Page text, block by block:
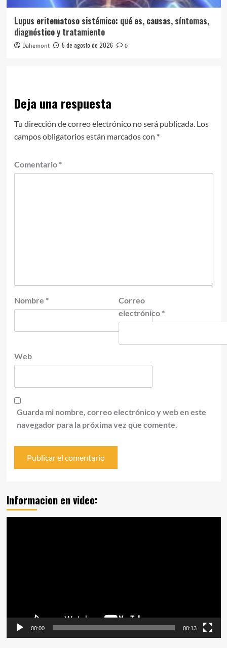
Lupus eritematoso sistémico: qué es, causas, síntomas,
diagnóstico y tratamiento
Dahemont 5 de agosto de 2026 0
Deja una respuesta
Tu dirección de correo electrónico no será publicada. Los
campos obligatorios están marcados con *
Comentario *
Nombre *
Correo
electrónico *
Web
Guarda mi nombre, correo electrónico y web en este
navegador para la próxima vez que comente.
Informacion en video:
00:00 08:13